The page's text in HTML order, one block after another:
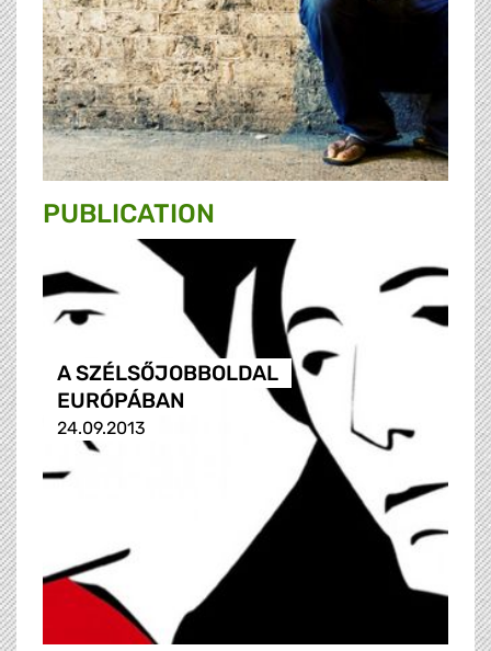
PUBLICATION
A SZÉLSŐJOBBOLDAL
EURÓPÁBAN
24.09.2013